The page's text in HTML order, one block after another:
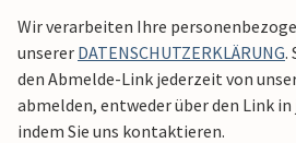
Wir verarbeiten Ihre
unserer DATENSCHUTZERKLÄRUNG.
den Abmelde-Link jederzeit von
abmelden, entweder über den Link in
indem Sie uns kontaktieren.